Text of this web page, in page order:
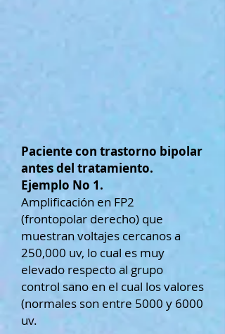
Paciente con trastorno bipolar
antes del tratamiento.
Ejemplo No 1.
Amplificación en FP2
(frontopolar derecho) que
muestran voltajes cercanos a
250,000 uv, lo cual es muy
elevado respecto al grupo
control sano en el cual los valores
(normales son entre 5000 y 6000
uv.